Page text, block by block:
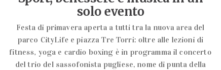
solo evento
Festa di primavera aperta a tutti tra la nuova area del
parco CityLife e piazza Tre Torri: oltre alle lezioni di
fitness, yoga e cardio boxing è in programma il concerto
del trio del sassofonista pugliese, nome di punta della